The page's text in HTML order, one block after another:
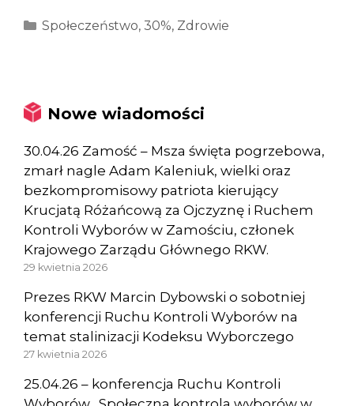
Kategorie
Społeczeństwo, 30%, Zdrowie
Nowe wiadomości
30.04.26 Zamość – Msza święta pogrzebowa,
zmarł nagle Adam Kaleniuk, wielki oraz
bezkompromisowy patriota kierujący
Krucjatą Różańcową za Ojczyznę i Ruchem
Kontroli Wyborów w Zamościu, członek
Krajowego Zarządu Głównego RKW.
29 kwietnia 2026
Prezes RKW Marcin Dybowski o sobotniej
konferencji Ruchu Kontroli Wyborów na
temat stalinizacji Kodeksu Wyborczego
27 kwietnia 2026
25.04.26 – konferencja Ruchu Kontroli